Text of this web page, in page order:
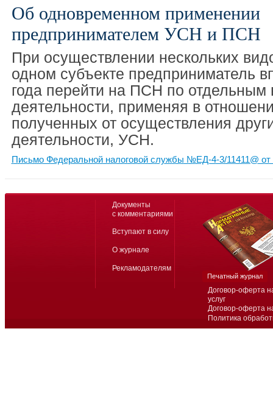
Об одновременном применении
предпринимателем УСН и ПСН
При осуществлении нескольких
одном субъекте предприниматель
года перейти на ПСН по отдельным
деятельности, применяя в
полученных от осуществления
деятельности, УСН.
Письмо Федеральной налоговой службы №ЕД-4-3/11411@ от
Договор-оферта
услуг
Договор-оферта
Политика
Документы
с комментариями
Вступают в силу
О журнале
Рекламодателям
Печатный журнал